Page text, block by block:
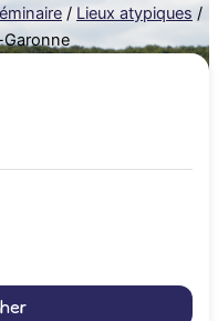
/ Lieux atypiques /